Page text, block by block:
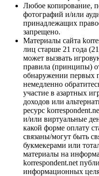
Любое копирование,
фотографий и/или
принадлежащих
запрещено.
Материалы сайта
лиц старше 21 года
может вызвать
правила (принципы)
обнаружении первых
немедленно
участие в азартных
доходов или
ресурс
и/или виртуальные
какой форме оплату
связаны/могут быть
букмекерами или
материалы на
korrespondent.net
информационных